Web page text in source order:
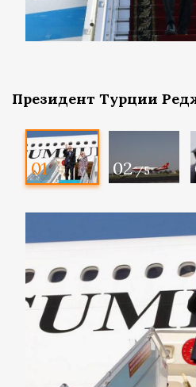
Президент Турции
01 /5 02 /5